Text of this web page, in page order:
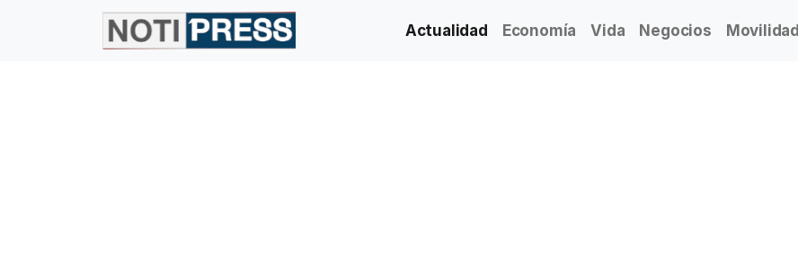
Actualidad Economía Vida Negocios Movilidad